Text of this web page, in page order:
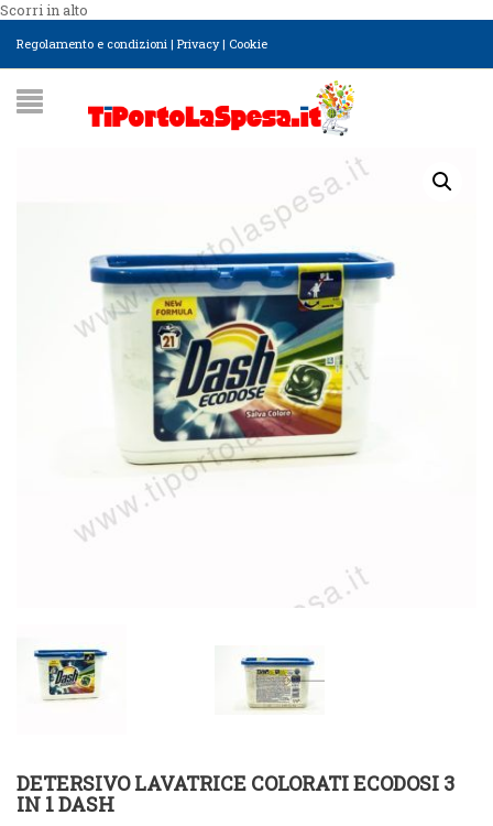
Scorri in alto
Regolamento e condizioni | Privacy| Cookie
DETERSIVO LAVATRICE COLORATI ECODOSI 3
IN 1 DASH